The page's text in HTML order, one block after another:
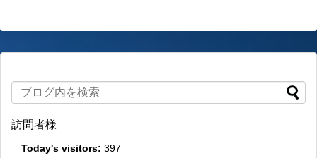
訪問者様
Today's visitors: 397